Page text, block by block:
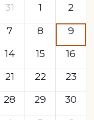
31 1
2
7 8
9
14 15
16
21 22
23
28 29
30